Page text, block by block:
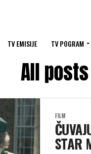
TV EMISIJE TV POGRAM
All
FILM
STAR